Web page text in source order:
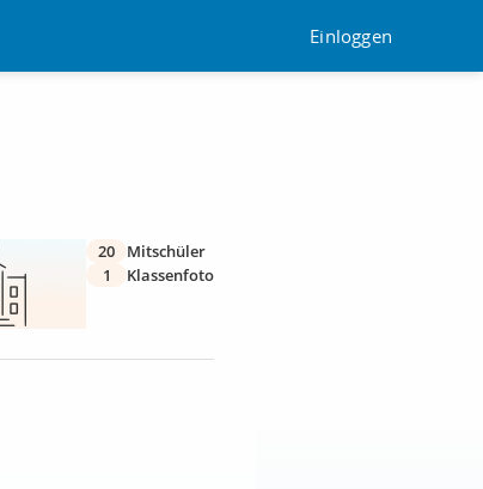
Einloggen
20
Mitschüler
1
Klassenfoto